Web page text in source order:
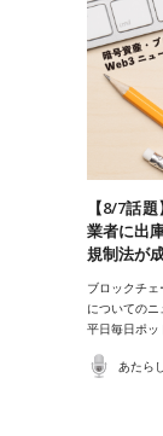
【8/7話
業者に出
規制法が
ブロックチ
についてのニ
平日毎日ポッ